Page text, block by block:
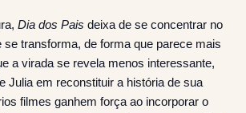
Dia dos Pais deixa de se concentrar no
se transforma, de forma que parece mais
a virada se revela menos interessante,
Julia em reconstituir a história de sua
filmes ganhem força ao incorporar o